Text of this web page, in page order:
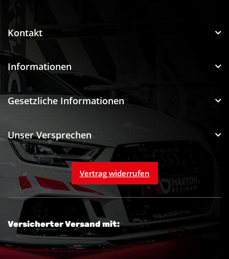
Kontakt
Informationen
Gesetzliche Informationen
Unser Versprechen
Vertrag widerrufen
Versicherter Versand mit: